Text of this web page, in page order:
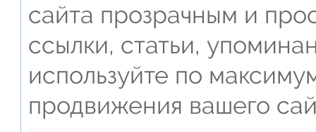
сайта прозрачным и
ссылки, статьи,
используйте по
продвижения вашего